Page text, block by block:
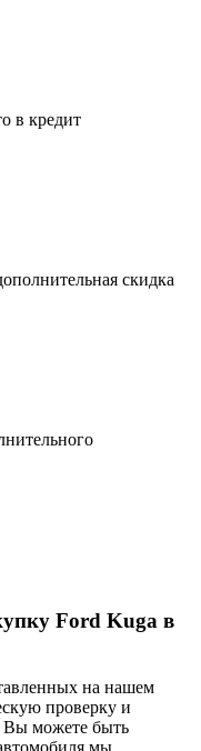
в кредит
скидка
Ford Kuga в
на нашем
проверку и
Вы можете быть